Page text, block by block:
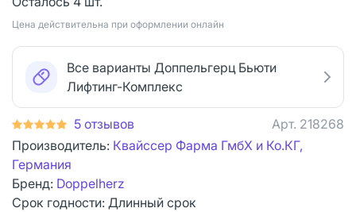
Цена действительна при оформлении онлайн
Все варианты Доппельгерц Бьюти
Лифтинг-Комплекс
5 отзывов Арт. 218268
Производитель: Квайссер Фарма ГмбХ и Ко.КГ,
Германия
Бренд: Doppelherz
Срок годности: Длинный срок